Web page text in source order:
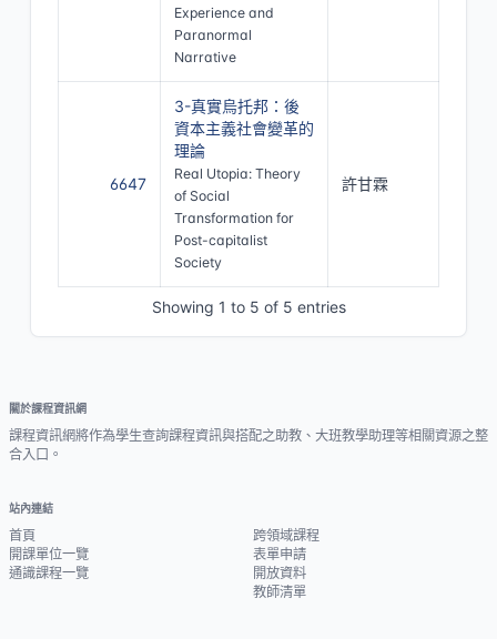
Experience and
Paranormal
Narrative
6647
3-真實烏托邦：後
資本主義社會變革的
理論
Real Utopia: Theory
of Social
Transformation for
Post-capitalist
Society
許甘霖
Showing 1 to 5 of 5 entries
關於課程資訊網
課程資訊網將作為學生查詢課程資訊與搭配之助教、大班教學助理等相關資源之整
合入口。
站內連結
首頁
開課單位一覽
通識課程一覽
跨領域課程
表單申請
開放資料
教師清單